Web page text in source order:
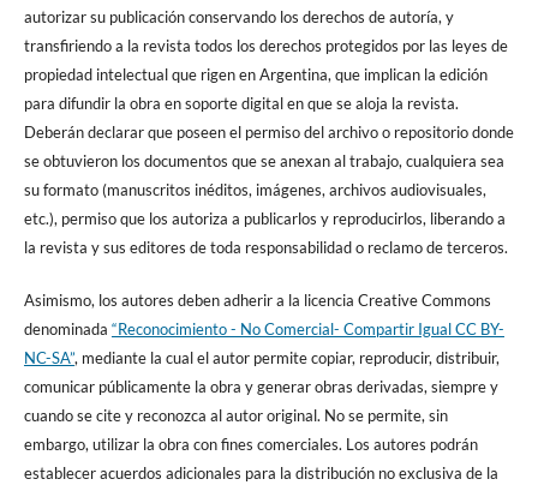
autorizar su publicación conservando los derechos de autoría, y
transfiriendo a la revista todos los derechos protegidos por las leyes de
propiedad intelectual que rigen en Argentina, que implican la edición
para difundir la obra en soporte digital en que se aloja la revista.
Deberán declarar que poseen el permiso del archivo o repositorio donde
se obtuvieron los documentos que se anexan al trabajo, cualquiera sea
su formato (manuscritos inéditos, imágenes, archivos audiovisuales,
etc.), permiso que los autoriza a publicarlos y reproducirlos, liberando a
la revista y sus editores de toda responsabilidad o reclamo de terceros.
Asimismo, los autores deben adherir a la licencia Creative Commons
denominada “Reconocimiento - No Comercial- Compartir Igual CC BY-
NC-SA”, mediante la cual el autor permite copiar, reproducir, distribuir,
comunicar públicamente la obra y generar obras derivadas, siempre y
cuando se cite y reconozca al autor original. No se permite, sin
embargo, utilizar la obra con fines comerciales. Los autores podrán
establecer acuerdos adicionales para la distribución no exclusiva de la